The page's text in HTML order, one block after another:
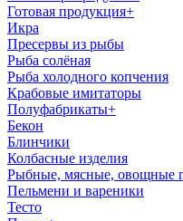
Готовая продукция+
Икра
Пресервы из рыбы
Рыба солёная
Рыба холодного копчения
Крабовые имитаторы
Полуфабрикаты+
Бекон
Блинчики
Колбасные изделия
Рыбные, мясные, овощные
Пельмени и вареники
Тесто